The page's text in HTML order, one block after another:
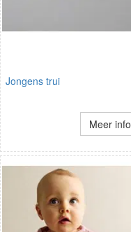
Jongens trui
Meer info